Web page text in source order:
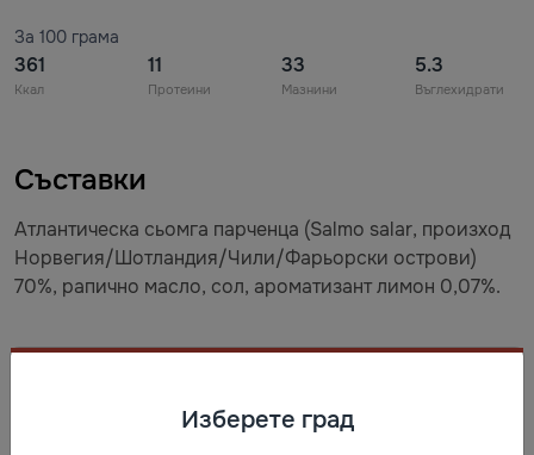
За 100 грама
361
Ккал
11
Протеини
33
Мазнини
5.3
Въглехидрати
Съставки
Атлантическа сьомга парченца (Salmo salar, произход
Норвегия/Шотландия/Чили/Фарьорски острови)
70%, рапично масло, сол, ароматизант лимон 0,07%.
СъхранениеИзберете град